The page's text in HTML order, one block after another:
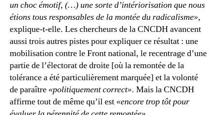
un choc émotif, (…) une sorte d’intériorisation que nous
étions tous responsables de la montée du radicalisme»,
explique-t-elle. Les chercheurs de la CNCDH avancent
aussi trois autres pistes pour expliquer ce résultat : une
mobilisation contre le Front national, le recentrage d’une
partie de l’électorat de droite [où la remontée de la
tolérance a été particulièrement marquée] et la volonté
de paraître «politiquement correct». Mais la CNCDH
affirme tout de même qu’il est «encore trop tôt pour